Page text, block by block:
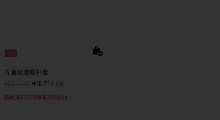
Sale
方版短連帽外套
至HKD 714 6折
購物滿$2000享$200折扣